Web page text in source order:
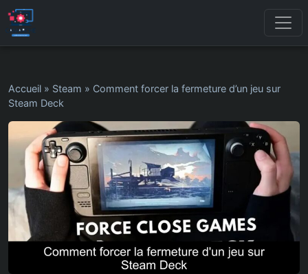
Accueil » Steam » Comment forcer la fermeture d’un jeu sur
Steam Deck